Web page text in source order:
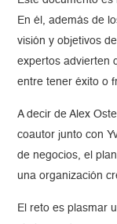
En él, además de
visión y objetivos
expertos advierten
entre tener éxito o
A decir de Alex
coautor junto con
de negocios, el
una organización
El reto es plasmar